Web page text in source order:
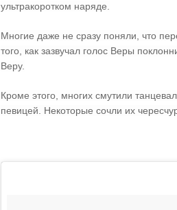
ультракоротком наряде.
Многие даже не сразу поняли, что
того, как зазвучал голос Веры
Веру.
Кроме этого, многих смутили
певицей. Некоторые сочли их